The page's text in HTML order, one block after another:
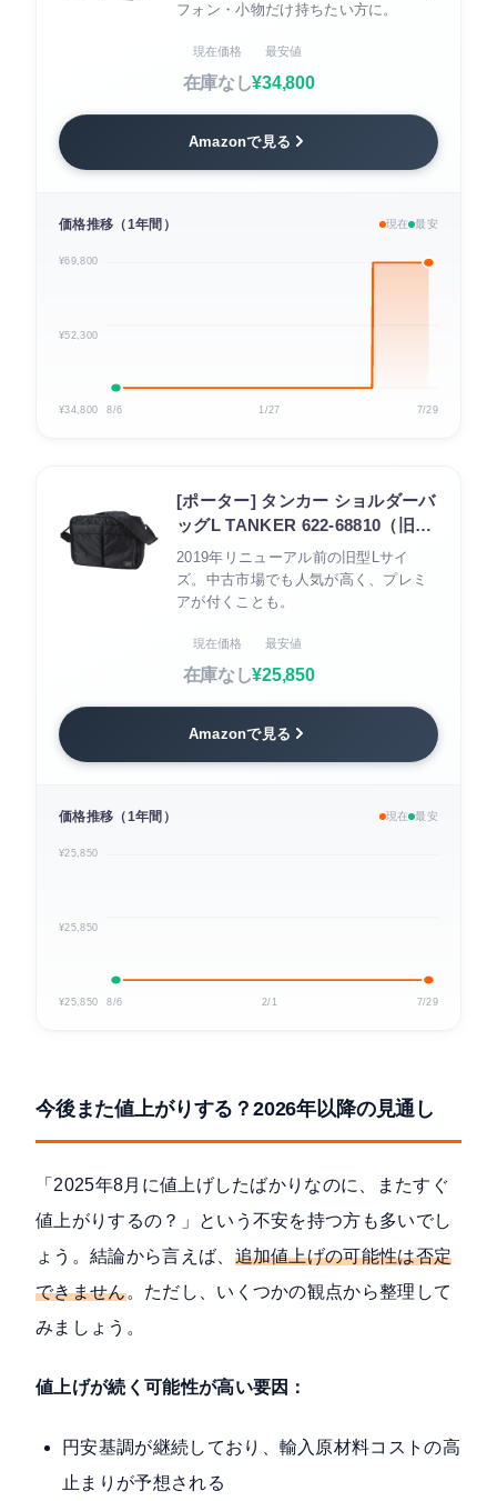
フォン・小物だけ持ちたい方に。
現在価格
在庫なし
最安値
¥34,800
Amazonで見る
価格推移（1年間） 現在 最安
¥69,800
¥52,300
¥34,800 8/6 1/27 7/29
[ポーター] タンカー ショルダーバ
ッグL TANKER 622-68810（旧
型）
2019年リニューアル前の旧型Lサイ
ズ。中古市場でも人気が高く、プレミ
アが付くことも。
現在価格
在庫なし
最安値
¥25,850
Amazonで見る
価格推移（1年間） 現在 最安
¥25,850
¥25,850
¥25,850 8/6 2/1 7/29
今後また値上がりする？2026年以降の見通し
「2025年8月に値上げしたばかりなのに、またすぐ
値上がりするの？」という不安を持つ方も多いでし
ょう。結論から言えば、 追加値上げの可能性は否定
できません。ただし、いくつかの観点から整理して
みましょう。
値上げが続く可能性が高い要因：
円安基調が継続しており、輸入原材料コストの高
止まりが予想される